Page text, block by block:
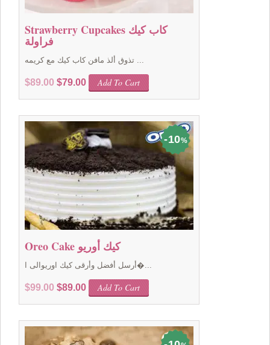
Strawberry Cupcakes كاب كيك
فراولة
تذوق ألذ مافن كاب كيك مع كريمه ...
$89.00 Original
$89.00.
$79.00Current
price
$79.00.
Add To Cart
10%
Oreo Cake كيك أوريو
أرسل أفضل وأرقى كيك اوريوالى ا�...
$99.00 Original
$99.00.
$89.00Current
price
$89.00.
Add To Cart